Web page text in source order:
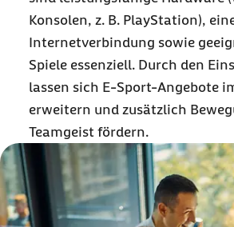
Konsolen, z. B. PlayStation),
Internetverbindung sowie
Spiele essenziell. Durch den
lassen sich E-Sport-Angebote
erweitern und zusätzlich
Teamgeist fördern.